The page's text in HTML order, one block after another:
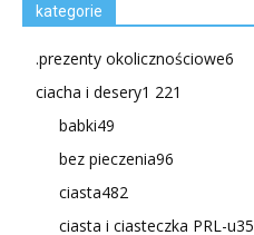
kategorie
.prezenty okolicznościowe6
ciacha i desery1 221
babki49
bez pieczenia96
ciasta482
ciasta i ciasteczka PRL-u35